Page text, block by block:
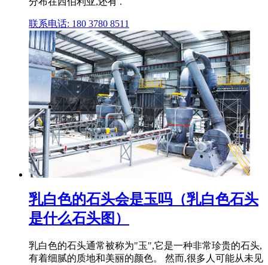
联系电话: 180 3780 8511
乳白色的石头会是玉吗（乳白色石头
是什么石头图）
乳白色的石头通常被称为"玉",它是一种非常珍贵的石头,
有着细腻的质地和美丽的颜色。 然而,很多人可能从未见